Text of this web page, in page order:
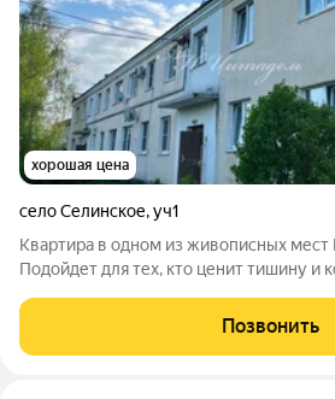
хорошая цена
село Селинское,уч1
Квартира в одном из живописных мест
Подойдет для тех, кто ценит тишину и
Липня. Дом расположен в окружении
тихом районе с быстрым
Позвонить